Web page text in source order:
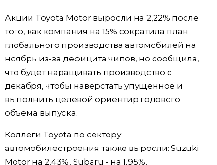
Акции Toyota Motor выросли на 2,22% после
того, как компания на 15% сократила план
глобального производства автомобилей на
ноябрь из-за дефицита чипов, но сообщила,
что будет наращивать производство с
декабря, чтобы наверстать упущенное и
выполнить целевой ориентир годового
объема выпуска.
Коллеги Toyota по сектору
автомобилестроения также выросли: Suzuki
Motor на 2,43%, Subaru - на 1,95%.